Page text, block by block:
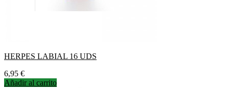
HERPES LABIAL 16 UDS
Precio
6,95 €
Añadir al carrito